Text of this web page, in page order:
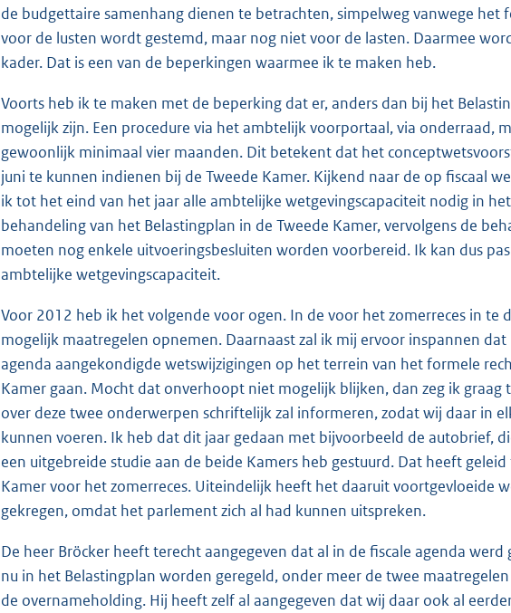
de budgettaire samenhang dienen te betrachten, simpelweg vanwege het
voor de lusten wordt gestemd, maar nog niet voor de lasten. Daarmee
kader. Dat is een van de beperkingen waarmee ik te maken heb.
Voorts heb ik te maken met de beperking dat er, anders dan bij het
mogelijk zijn. Een procedure via het ambtelijk voorportaal, via onderraad,
gewoonlijk minimaal vier maanden. Dit betekent dat het
juni te kunnen indienen bij de Tweede Kamer. Kijkend naar de op fiscaal
ik tot het eind van het jaar alle ambtelijke wetgevingscapaciteit nodig in
behandeling van het Belastingplan in de Tweede Kamer, vervolgens de
moeten nog enkele uitvoeringsbesluiten worden voorbereid. Ik kan dus
ambtelijke wetgevingscapaciteit.
Voor 2012 heb ik het volgende voor ogen. In de voor het zomerreces in te
mogelijk maatregelen opnemen. Daarnaast zal ik mij ervoor inspannen
agenda aangekondigde wetswijzigingen op het terrein van het formele
Kamer gaan. Mocht dat onverhoopt niet mogelijk blijken, dan zeg ik graag
over deze twee onderwerpen schriftelijk zal informeren, zodat wij daar in
kunnen voeren. Ik heb dat dit jaar gedaan met bijvoorbeeld de autobrief,
een uitgebreide studie aan de beide Kamers heb gestuurd. Dat heeft
Kamer voor het zomerreces. Uiteindelijk heeft het daaruit voortgevloeide
gekregen, omdat het parlement zich al had kunnen uitspreken.
De heer Bröcker heeft terecht aangegeven dat al in de fiscale agenda
nu in het Belastingplan worden geregeld, onder meer de twee
de overnameholding. Hij heeft zelf al aangegeven dat wij daar ook al